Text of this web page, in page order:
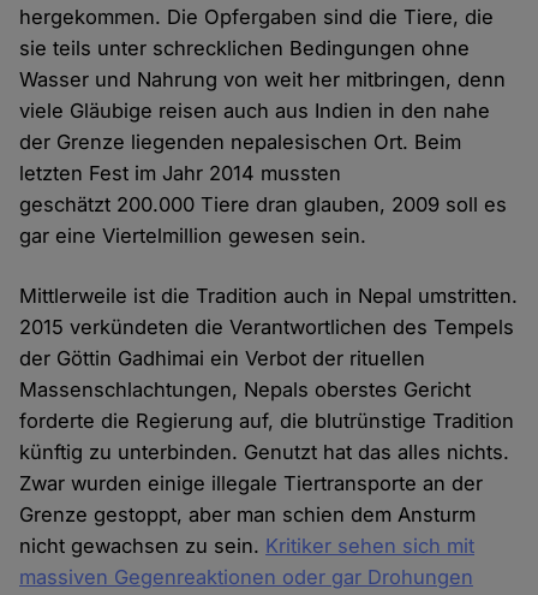
hergekommen. Die Opfergaben sind die Tiere, die
sie teils unter schrecklichen Bedingungen ohne
Wasser und Nahrung von weit her mitbringen, denn
viele Gläubige reisen auch aus Indien in den nahe
der Grenze liegenden nepalesischen Ort. Beim
letzten Fest im Jahr 2014 mussten
geschätzt 200.000 Tiere dran glauben, 2009 soll es
gar eine Viertelmillion gewesen sein.
Mittlerweile ist die Tradition auch in Nepal umstritten.
2015 verkündeten die Verantwortlichen des Tempels
der Göttin Gadhimai ein Verbot der rituellen
Massenschlachtungen, Nepals oberstes Gericht
forderte die Regierung auf, die blutrünstige Tradition
künftig zu unterbinden. Genutzt hat das alles nichts.
Zwar wurden einige illegale Tiertransporte an der
Grenze gestoppt, aber man schien dem Ansturm
nicht gewachsen zu sein. Kritiker sehen sich mit
massiven Gegenreaktionen oder gar Drohungen